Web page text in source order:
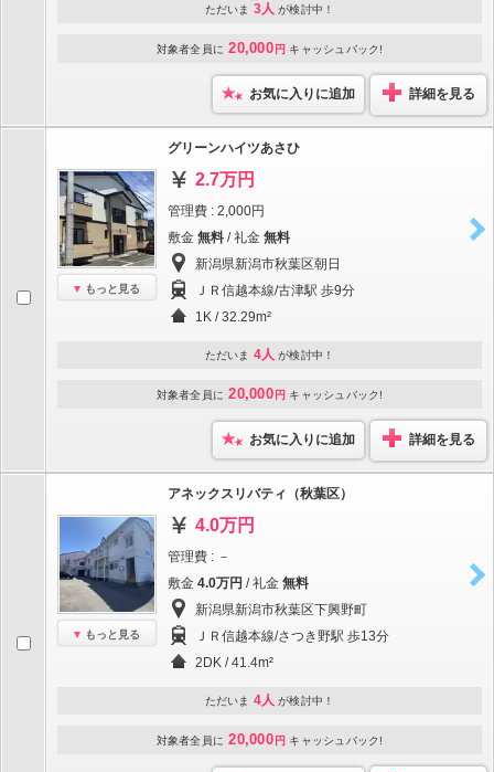
ただいま 3人 が検討中！
対象者全員に 20,000 円 キャッシュバック!
お気に入りに追加 詳細を見る
もっと見る
グリーンハイツあさひ
2.7万円
管理費 : 2,000円
敷金 無料 / 礼金 無料
新潟県新潟市秋葉区朝日
ＪＲ信越本線/古津駅 歩9分
1K / 32.29m²
ただいま 4人 が検討中！
対象者全員に 20,000 円 キャッシュバック!
お気に入りに追加 詳細を見る
もっと見る
アネックスリバティ（秋葉区）
4.0万円
管理費 : －
敷金 4.0万円 / 礼金 無料
新潟県新潟市秋葉区下興野町
ＪＲ信越本線/さつき野駅 歩13分
2DK / 41.4m²
ただいま 4人 が検討中！
対象者全員に 20,000 円 キャッシュバック!